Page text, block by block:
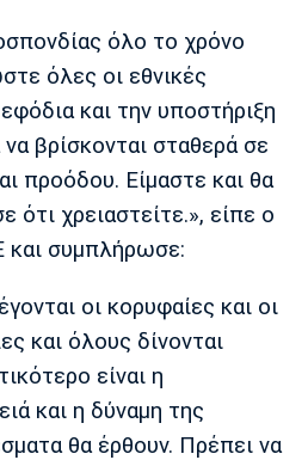
Σίτι
Γιουβέντους
Μίλαν Μπάγερν
Ζερμέν
Μαρσέιγ
όλο το χρόνο
όλες οι εθνικές
και την υποστήριξη
να βρίσκονται σταθερά σε
προόδου. Είμαστε και θα
ότι χρειαστείτε.», είπε ο
συμπλήρωσε:
οι κορυφαίες και οι
και όλους δίνονται
είναι η
και η δύναμη της
θα έρθουν. Πρέπει να